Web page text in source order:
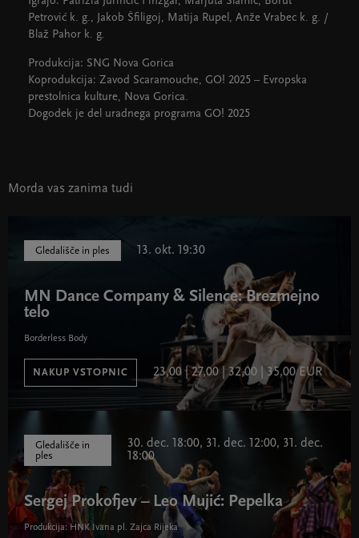
Petrović k. g., Jakob Šfiligoj, Matija Rupel, Anže Vrabec k. g. /
Blaž Pahor k. g.
Produkcija: SNG Nova Gorica
Koprodukcija: Zavod Scaramouche, GO! 2025 – Evropska
prestolnica kulture, Nova Gorica.
Dogodek je del uradnega programa GO! 2025
Morda vas zanima tudi
Gledališče in ples 13. okt. 19:30
MN Dance Company & Silence: Brezmejno
telo
Borderless Body
NAKUP VSTOPNIC 23,00 | 27,00 | 32,00 | 35,00 EUR
Gledališče in
ples
30. dec. 18:00, 31. dec. 12:00, 31. dec.
18:00
Sergej Prokofjev – Leo Mujić: Pepelka
Produkcija: HNK Ivana pl. Zajca Rijeka